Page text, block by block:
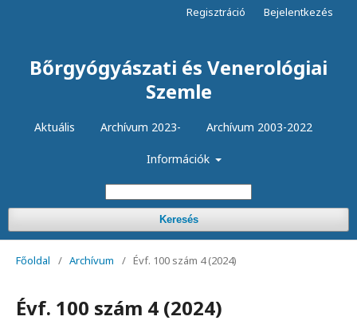
Bőrgyógyászati és Venerológiai
Szemle
Aktuális Archívum 2023- Archívum 2003-2022
Információk
Keresés
Regisztráció Bejelentkezés
Főoldal / Archívum / Évf. 100 szám 4 (2024)
Évf. 100 szám 4 (2024)